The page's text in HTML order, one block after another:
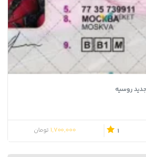
جدید روسیه
1
1,700,000 تومان